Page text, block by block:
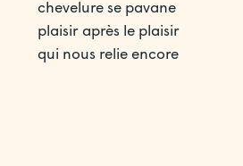
chevelure se pavane
plaisir après le plaisir
qui nous relie encore